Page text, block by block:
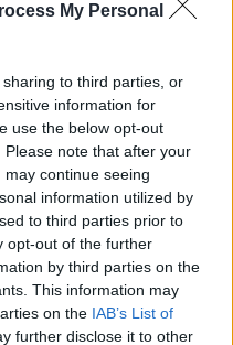
My Personal
to third parties, or
information for
use the below opt-out
note that after your
continue seeing
information utilized by
to third parties prior to
opt-out of the further
by third parties on the
This information may
on the IAB’s List of
further disclose it to other